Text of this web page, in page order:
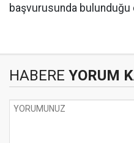
başvurusunda bulunduğu
HABERE YORUM